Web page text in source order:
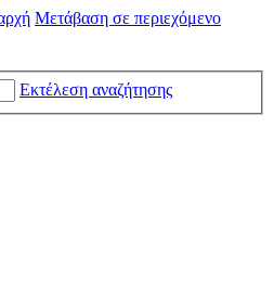
Μετάβαση σε περιεχόμενο
Εκτέλεση αναζήτησης